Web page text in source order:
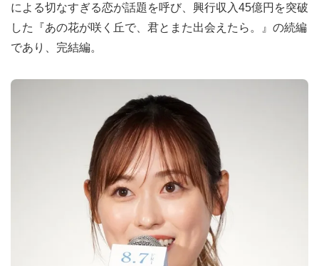
による切なすぎる恋が話題を呼び、興行収入45億円を突破
した『あの花が咲く丘で、君とまた出会えたら。』の続編
であり、完結編。